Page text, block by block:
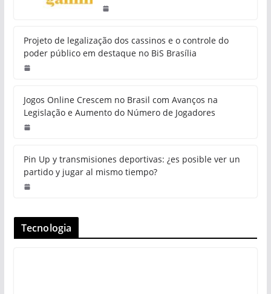
Projeto de legalização dos cassinos e o controle do
poder público em destaque no BiS Brasília
Jogos Online Crescem no Brasil com Avanços na
Legislação e Aumento do Número de Jogadores
Pin Up y transmisiones deportivas: ¿es posible ver un
partido y jugar al mismo tiempo?
Tecnologia